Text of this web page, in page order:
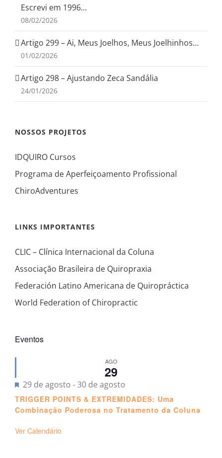
Escrevi em 1996…
08/02/2026
Artigo 299 – Ai, Meus Joelhos, Meus Joelhinhos…
01/02/2026
Artigo 298 – Ajustando Zeca Sandália
24/01/2026
NOSSOS PROJETOS
IDQUIRO Cursos
Programa de Aperfeiçoamento Profissional
ChiroAdventures
LINKS IMPORTANTES
CLIC – Clínica Internacional da Coluna
Associação Brasileira de Quiropraxia
Federación Latino Americana de Quiropráctica
World Federation of Chiropractic
Eventos
AGO
29
Destacado
29 de agosto -30 de agosto
TRIGGER POINTS & EXTREMIDADES: Uma
Combinação Poderosa no Tratamento da Coluna
Ver Calendário